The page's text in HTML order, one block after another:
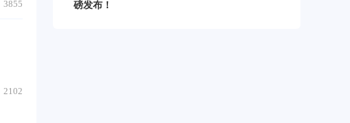
3855
2102
磅发布！